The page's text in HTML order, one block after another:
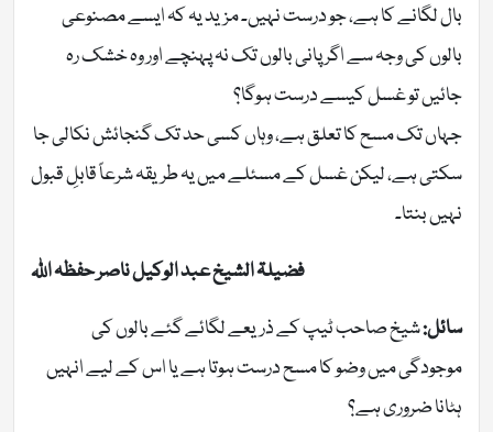
بال لگانے کا ہے، جو درست نہیں۔ مزید یہ کہ ایسے مصنوعی
بالوں کی وجہ سے اگر پانی بالوں تک نہ پہنچے اور وہ خشک رہ
جائیں تو غسل کیسے درست ہوگا؟
جہاں تک مسح کا تعلق ہے، وہاں کسی حد تک گنجائش نکالی جا
سکتی ہے، لیکن غسل کے مسئلے میں یہ طریقہ شرعاً قابلِ قبول
نہیں بنتا۔
فضیلۃ الشیخ عبد الوکیل ناصر حفظہ اللہ
سائل:شیخ صاحب ٹیپ کے ذریعے لگائے گئے بالوں کی
موجودگی میں وضو کا مسح درست ہوتا ہے یا اس کے لیے انہیں
ہٹانا ضروری ہے؟